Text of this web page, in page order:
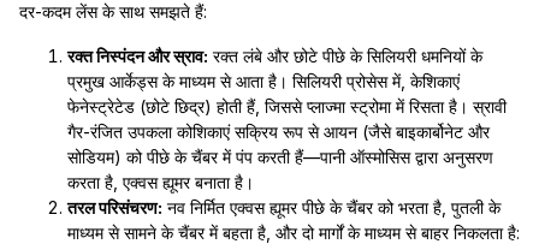
दर-कदम लेंस के साथ समझते हैं:
रक्त निस्पंदन और स्राव: रक्त लंबे और छोटे पीछे के सिलियरी धमनियों के
प्रमुख आर्केड्स के माध्यम से आता है। सिलियरी प्रोसेस में, केशिकाएं
फेनेस्ट्रेटेड (छोटे छिद्र) होती हैं, जिससे प्लाज्मा स्ट्रोमा में रिसता है। स्रावी
गैर-रंजित उपकला कोशिकाएं सक्रिय रूप से आयन (जैसे बाइकार्बोनेट और
सोडियम) को पीछे के चैंबर में पंप करती हैं—पानी ऑस्मोसिस द्वारा अनुसरण
करता है, एक्वस ह्यूमर बनाता है।
तरल परिसंचरण: नव निर्मित एक्वस ह्यूमर पीछे के चैंबर को भरता है, पुतली के
माध्यम से सामने के चैंबर में बहता है, और दो मार्गों के माध्यम से बाहर निकलता है: